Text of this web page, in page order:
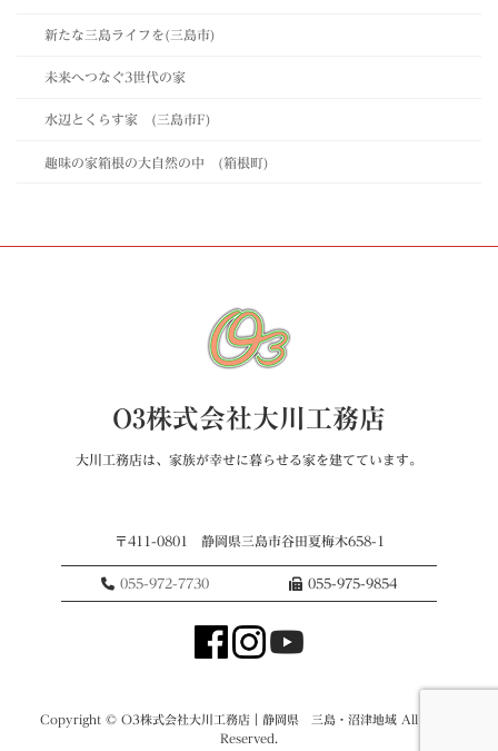
新たな三島ライフを(三島市)
未来へつなぐ3世代の家
水辺とくらす家 (三島市F)
趣味の家箱根の大自然の中 (箱根町)
O3株式会社大川工務店
大川工務店は、家族が幸せに暮らせる家を建てています。
〒411-0801 静岡県三島市谷田夏梅木658-1
055-972-7730 055-975-9854
Copyright © O3株式会社大川工務店｜静岡県 三島・沼津地域 All Rights
Reserved.